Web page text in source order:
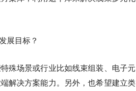
展目标？
殊场景或行业比如线束组装、电子元
解决方案能力。另外，也希望建立类